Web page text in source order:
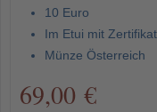
10 Euro
Im Etui mit Zertifikat
Münze Österreich
69,00 €